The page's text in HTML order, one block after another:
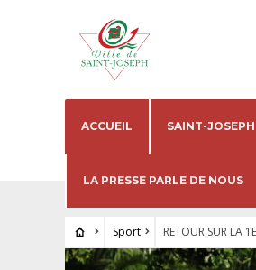
ACCUEIL SAINT-JOSEPH
LA PRESSE PARLE DE NOUS
Sport RETOUR SUR LA